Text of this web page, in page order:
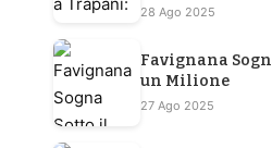
28 Ago 2025
Favignana
un Milione
27 Ago 2025